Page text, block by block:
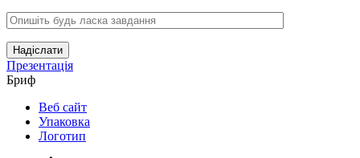
Надіслати
Презентація
Бриф
Веб сайт
Упаковка
Логотип